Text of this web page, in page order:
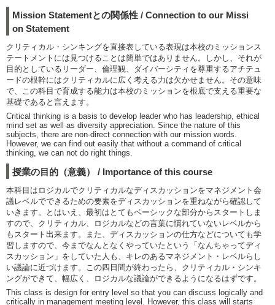
Mission Statementとの関係性 / Connection to our Missi
on Statement
クリティカル・シンキングを直接表している表現は本校のミッションス
テートメントには見つけることは簡単ではありません。しかし、それが
目的としているリーダー、倫理観、ダイバーシティを尊重するアチテュ
ードの根幹にはクリティカルに広く考える力は欠かせません。その意味
で、この科目で育成する能力は本校のミッションを根底で支える重要な
基礎であると言えます。
Critical thinking is a basis to develop leader who has leadership, ethical
mind set as well as diversity appreciation. Since the nature of this
subjects, there are non-direct connection with our mission words.
However, we can find out easily that without a command of critical
thinking, we can not do right things.
授業の目的（意義） / Importance of this course
本科目はロジカルでクリティカルなディスカッションをマネジメント会
議レベルでできるための要素をディスカッションを重ねながら確認して
いきます。とはいえ、最初はとてもベーシックな部分からスタートしま
すので、クリティカル、ロジカルなどの言葉に慣れていないレベルから
もスタート出来ます。また、ディスカッションの仕方などについても学
習しますので、今までなんとなくやっていたという「なんちゃってディ
スカッション」をしていた人も、キレのあるマネジメント・レベルらし
い議論に近づけます。この四日間が終わったら、クリティカル・シンキ
ングができて、幅広く、ロジカルな議論ができるようになるはずです。
This class is design for entry level so that you can discuss logically and
critically in management meeting level. However, this class will starts